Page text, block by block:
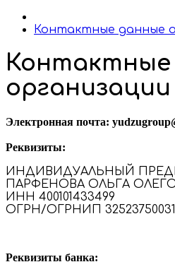
Контактные данные
Контактные
организации
Электронная почта:
Реквизиты:
ИНДИВИДУАЛЬНЫЙ
ПАРФЕНОВА ОЛЬГА
ИНН 400101433499
ОГРН/ОГРНИП
Реквизиты банка: